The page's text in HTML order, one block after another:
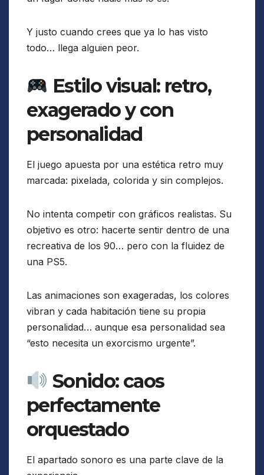
Y justo cuando crees que ya lo has visto
todo… llega alguien peor.
Estilo visual: retro,
exagerado y con
personalidad
El juego apuesta por una estética retro muy
marcada: pixelada, colorida y sin complejos.
No intenta competir con gráficos realistas. Su
objetivo es otro: hacerte sentir dentro de una
recreativa de los 90… pero con la fluidez de
una PS5.
Las animaciones son exageradas, los colores
vibran y cada habitación tiene su propia
personalidad… aunque esa personalidad sea
“esto necesita un exorcismo urgente”.
Sonido: caos
perfectamente
orquestado
El apartado sonoro es una parte clave de la